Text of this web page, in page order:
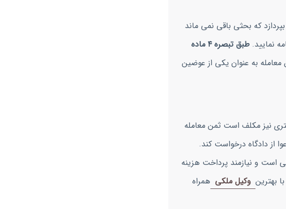
که بحثی باقی نمی ماند
نمایید.
طبق تبصره ۴ ماده
معامله به عنوان یکی از عوضین
نیز مکلف است ثمن معامله
از دادگاه درخواست کند.
است و نیازمند پرداخت هزینه
بهترین وکیل ملکی همراه